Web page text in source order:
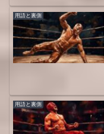
用語と裏側
用語と裏側